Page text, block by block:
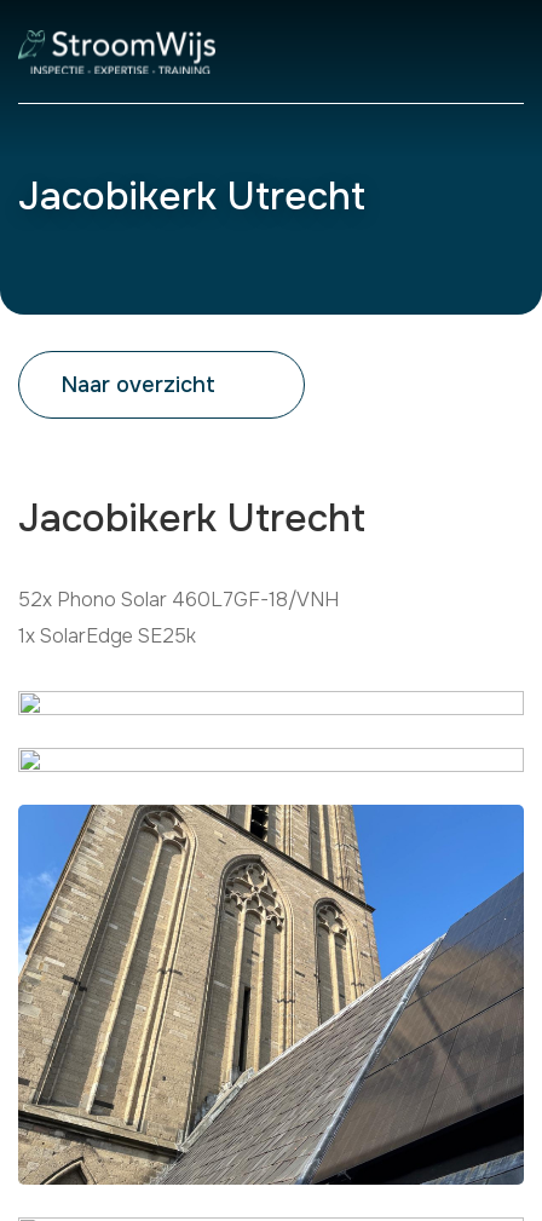
Jacobikerk Utrecht
Naar overzicht
Jacobikerk Utrecht
52x Phono Solar 460L7GF-18/VNH
1x SolarEdge SE25k